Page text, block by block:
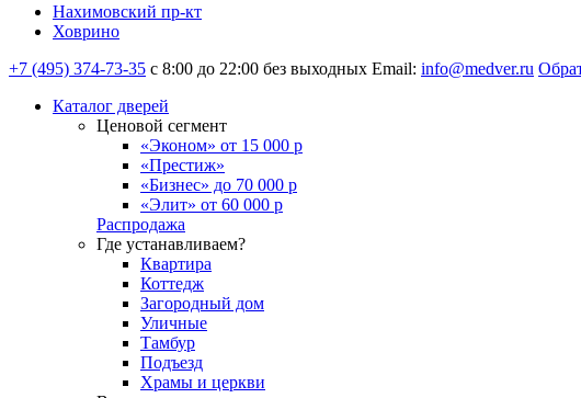
Нахимовский пр-кт
Ховрино
+7 (495) 374-73-35 с 8:00 до 22:00 без выходных Email: info@medver.ru
Каталог дверей
Ценовой сегмент
«Эконом» от 15 000 р
«Престиж»
«Бизнес» до 70 000 р
«Элит» от 60 000 р
Распродажа
Где устанавливаем?
Квартира
Коттедж
Загородный дом
Уличные
Тамбур
Подъезд
Храмы и церкви